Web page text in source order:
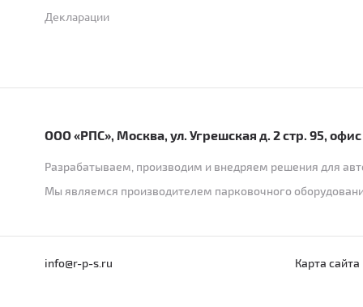
Декларации
ООО «РПС», Москва, ул. Угрешская д. 2 стр. 95, офис
Разрабатываем, производим и внедряем решения для
Мы являемся производителем парковочного
info@r-p-s.ru Карта сайта